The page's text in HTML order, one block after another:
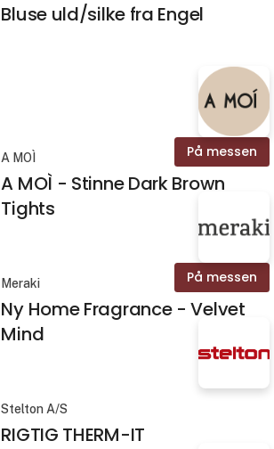
Bluse uld/silke fra Engel
På messen
A MOÌ
A MOÌ - Stinne Dark Brown
Tights
På messen
Meraki
Ny Home Fragrance - Velvet
Mind
Stelton A/S
RIGTIG THERM-IT